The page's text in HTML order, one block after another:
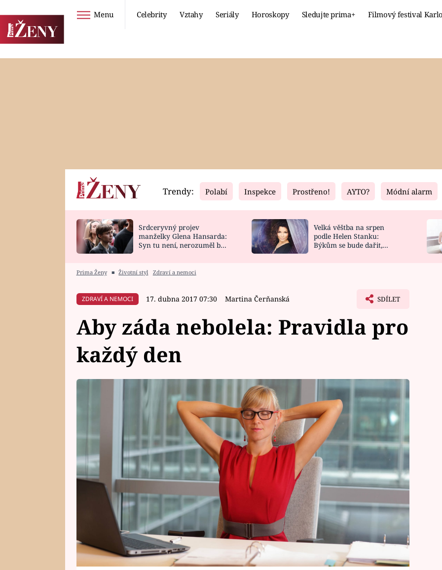
Menu Celebrity Vztahy Seriály Horoskopy Sledujte prima+ Filmový festival
Horoskopy
HOROSKOP NA
Video
CELEBRITY
VAŘENÍ
Fresh
NOVINKY
VIDEORECEPTY
Living
DESIGN
Trendy: Polabí Inspekce Prostřeno! AYTO? Módní alarm
Srdceryvný projev
manželky Glena Hansarda:
Syn tu není, nerozuměl by
Velká věštba na srpen
podle Helen Stanku:
Býkům se bude dařit,
Prima Ženy ■ Životní styl Zdraví a nemoci
ZDRAVÍ A NEMOCI 17. dubna 2017 07:30 Martina Čerňanská SDÍLET
Aby záda nebolela: Pravidla pro
každý den